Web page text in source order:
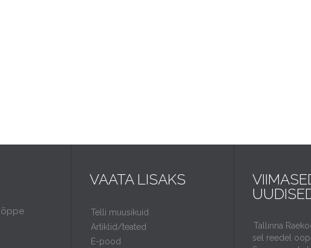
VAATA LISAKS
Telli muusikuid
Artiklid/teated
E-pood
Tallinna
sel reedel